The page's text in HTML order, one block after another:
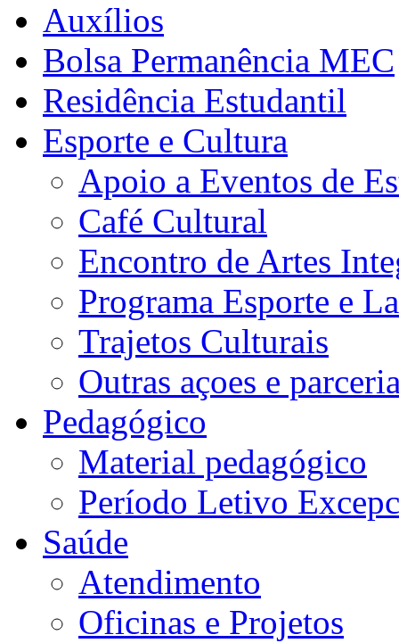
Auxílios
Bolsa Permanência MEC
Residência Estudantil
Esporte e Cultura
Apoio a Eventos de
Café Cultural
Encontro de Artes
Programa Esporte e
Trajetos Culturais
Outras açoes e
Pedagógico
Material pedagógico
Período Letivo
Saúde
Atendimento
Oficinas e Projetos